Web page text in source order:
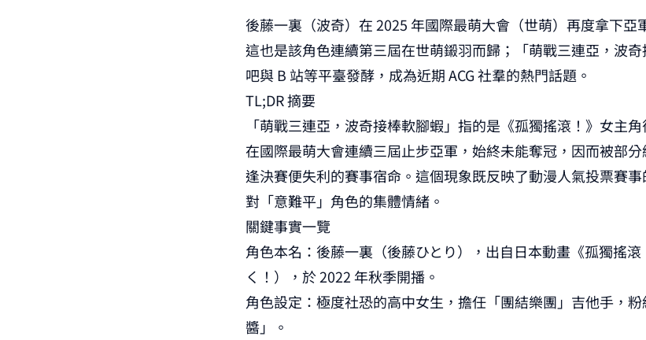
後藤一裏（波奇）在 2025 年國際最萌大會（世萌）再度拿下亞
這也是該角色連續第三屆在世萌鎩羽而歸；「萌戰三連亞，波
吧與 B 站等平臺發酵，成為近期 ACG 社羣的熱門話題。
TL;DR 摘要
「萌戰三連亞，波奇接棒軟腳蝦」指的是《孤獨搖滾！》女主角
在國際最萌大會連續三屆止步亞軍，始終未能奪冠，因而被部
逢決賽便失利的賽事宿命。這個現象既反映了動漫人氣投票賽
對「意難平」角色的集體情緒。
關鍵事實一覽
角色本名：後藤一裏（後藤ひとり），出自日本動畫《孤獨搖
く！），於 2022 年秋季開播。
角色設定：極度社恐的高中女生，擔任「團結樂團」吉他手，
醬」。